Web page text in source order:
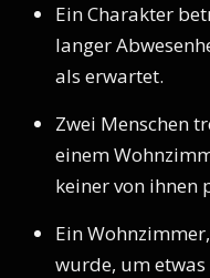
Ein Charakter
langer
als erwartet.
Zwei Menschen
einem
keiner von ihnen
Ein
wurde, um